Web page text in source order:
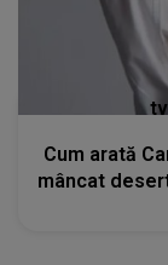
Cum arată
mâncat